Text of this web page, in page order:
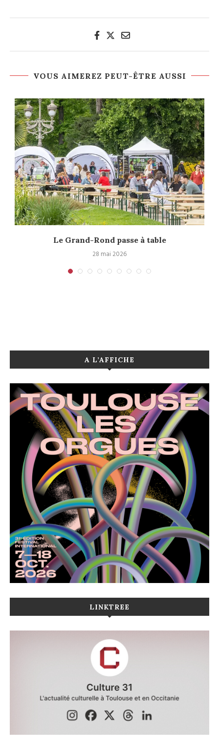
VOUS AIMEREZ PEUT-ÊTRE AUSSI
Le Grand-Rond passe à table
28 mai 2026
A L’AFFICHE
LINKTREE